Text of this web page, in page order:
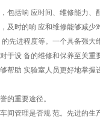
括响 应时间、维修能力
时的响 应和维修能够减少
先进程度等。一个具备强大
设 备的维修和保养至关重
助 实验室人员更好地掌握
的重要途径。
管理是否规 范。先进的生